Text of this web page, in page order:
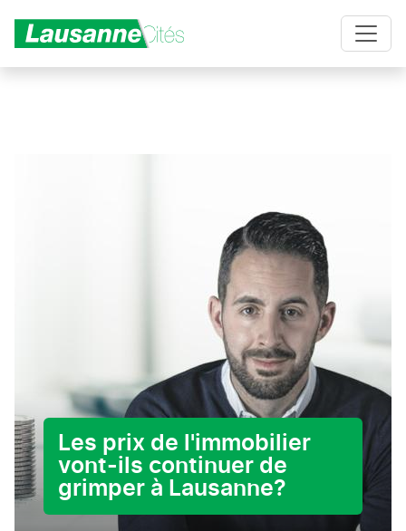
Les prix de l'immobilier
vont-ils continuer de
grimper à Lausanne?